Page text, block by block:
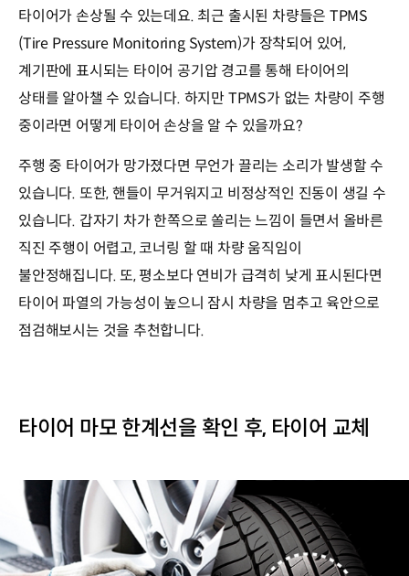
타이어가 손상될 수 있는데요. 최근 출시된 차량들은 TPMS
(Tire Pressure Monitoring System)가 장착되어 있어,
계기판에 표시되는 타이어 공기압 경고를 통해 타이어의
상태를 알아챌 수 있습니다. 하지만 TPMS가 없는 차량이 주행
중이라면 어떻게 타이어 손상을 알 수 있을까요?
주행 중 타이어가 망가졌다면 무언가 끌리는 소리가 발생할 수
있습니다. 또한, 핸들이 무거워지고 비정상적인 진동이 생길 수
있습니다. 갑자기 차가 한쪽으로 쏠리는 느낌이 들면서 올바른
직진 주행이 어렵고, 코너링 할 때 차량 움직임이
불안정해집니다. 또, 평소보다 연비가 급격히 낮게 표시된다면
타이어 파열의 가능성이 높으니 잠시 차량을 멈추고 육안으로
점검해보시는 것을 추천합니다.
타이어 마모 한계선을 확인 후, 타이어 교체